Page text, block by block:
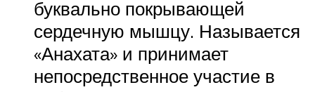
буквально покрывающей
сердечную мышцу. Называется
«Анахата» и принимает
непосредственное участие в